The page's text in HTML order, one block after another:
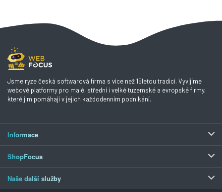
Jsme ryze česká softwarová firma s více než 15letou tradicí. Vyvíjíme
webové platformy pro malé, střední i velké tuzemské a evropské firmy,
které jim pomáhají v jejich každodenním podnikání.
Informace
ShopFocus
Naše další služby